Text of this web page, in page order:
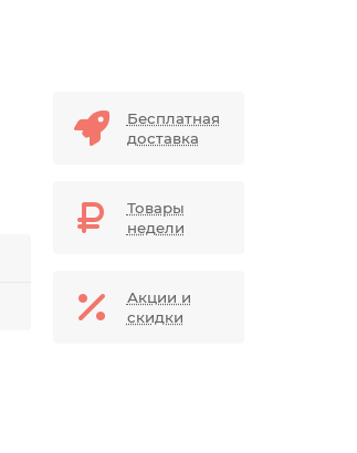
Бесплатная
доставка
Товары
недели
Акции и
скидки